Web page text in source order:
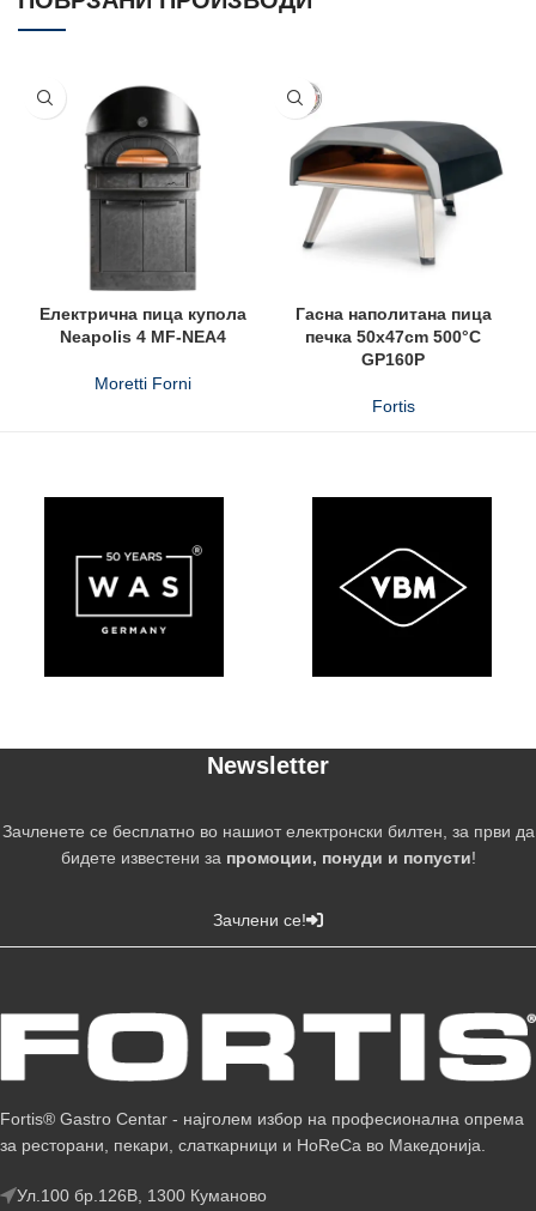
Електрична пица купола
Neapolis 4 MF-NEA4
Moretti Forni
Гасна наполитана пица
печка 50x47cm 500°C
GP160P
Fortis
Newsletter
Зачленете се бесплатно во нашиот електронски билтен, за први да
бидете известени за промоции, понуди и попусти!
Зачлени се!
Fortis® Gastro Centar - најголем избор на професионална опрема
за ресторани, пекари, слаткарници и HoReCa во Македонија.
Ул.100 бр.126В, 1300 Куманово